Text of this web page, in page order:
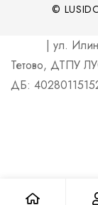
©
| ул.
Тетово, ДТПУ
ДБ: